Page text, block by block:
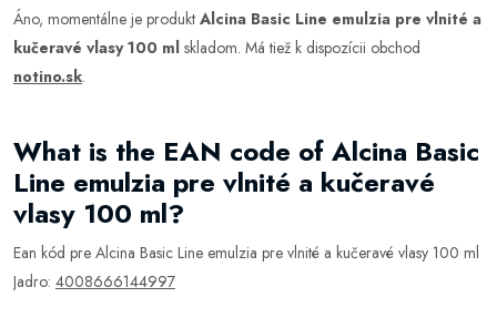
Áno, momentálne je produkt Alcina Basic Line emulzia pre vlnité a
kučeravé vlasy 100 ml skladom. Má tiež k dispozícii obchod
notino.sk.
What is the EAN code of Alcina Basic
Line emulzia pre vlnité a kučeravé
vlasy 100 ml?
Ean kód pre Alcina Basic Line emulzia pre vlnité a kučeravé vlasy 100 ml
Jadro: 4008666144997